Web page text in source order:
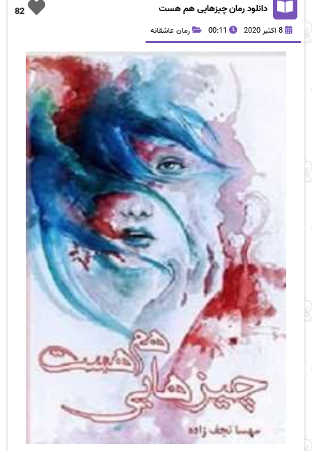
82 دانلود رمان چیزهایی هم هست
8 اکتبر 2020 00:11 رمان عاشقانه